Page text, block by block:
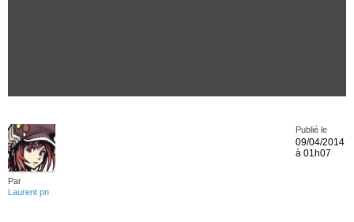
Par
Laurent pn
Publié le
09/04/2014
à 01h07